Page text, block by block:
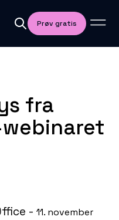
Prøv gratis
fra
webinaret
- 11. november